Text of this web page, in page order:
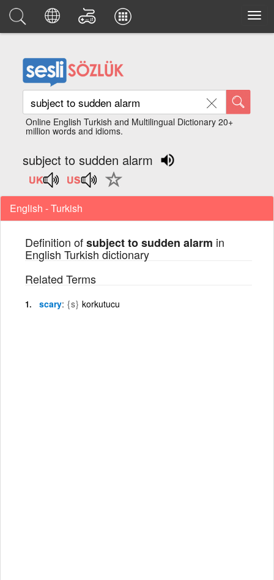
Online English Turkish and Multilingual Dictionary 20+
million words and idioms.
subject to sudden alarm
English - Turkish
Definition ofsubject to sudden alarm in
English Turkish dictionary
Related Terms
scary {s} korkutucu